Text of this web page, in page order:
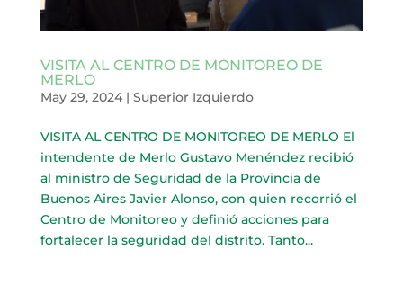
VISITA AL CENTRO DE MONITOREO DE
MERLO
May 29, 2024| Superior Izquierdo
VISITA AL CENTRO DE MONITOREO DE MERLO El
intendente de Merlo Gustavo Menéndez recibió
al ministro de Seguridad de la Provincia de
Buenos Aires Javier Alonso, con quien recorrió el
Centro de Monitoreo y definió acciones para
fortalecer la seguridad del distrito. Tanto...